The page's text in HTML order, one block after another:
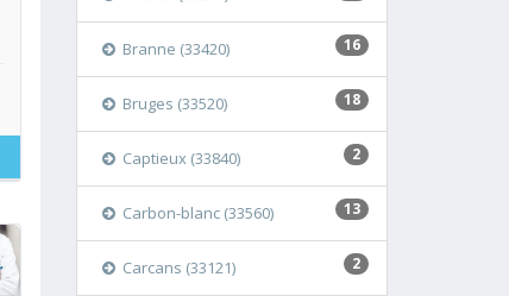
16
Branne (33420)
18
Bruges (33520)
2
Captieux (33840)
13
Carbon-blanc (33560)
2
Carcans (33121)